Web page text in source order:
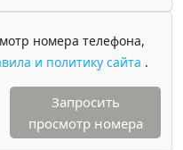
номера телефона,
и политику сайта .
Запросить
просмотр номера